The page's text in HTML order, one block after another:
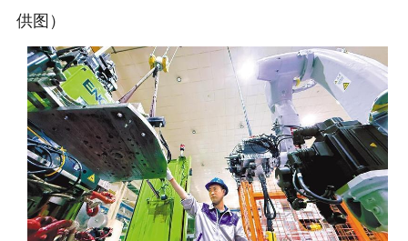
供图）